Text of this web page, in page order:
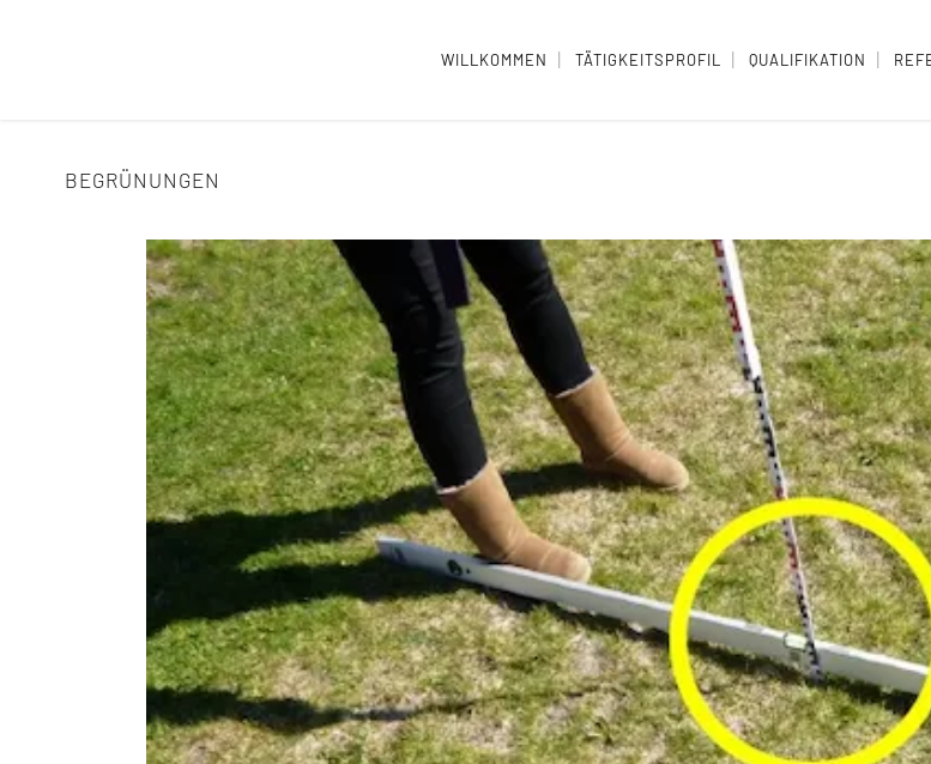
WILLKOMMEN TÄTIGKEITSPROFIL QUALIFIKATION
BEGRÜNUNGEN